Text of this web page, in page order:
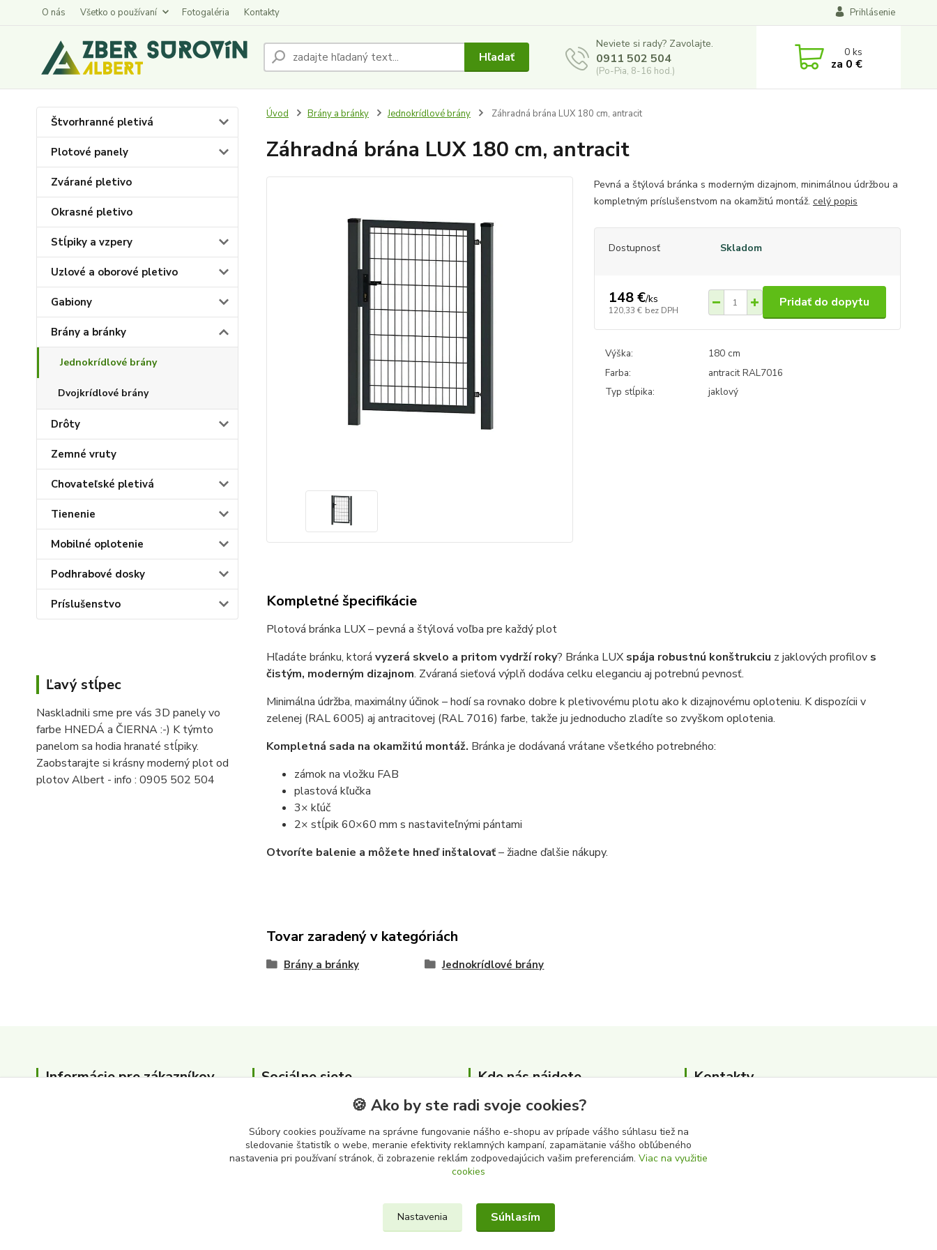
O nás Všetko o používaní Fotogaléria Kontakty Prihlásenie
Hľadať
Neviete si rady? Zavolajte.
0911 502 504
(Po-Pia, 8-16 hod.)
0ks
za 0 €
Štvorhranné pletivá
Plotové panely
Zvárané pletivo
Okrasné pletivo
Stĺpiky a vzpery
Uzlové a oborové pletivo
Gabiony
Brány a bránky
Jednokrídlové brány
Dvojkrídlové brány
Drôty
Zemné vruty
Chovateľské pletivá
Tienenie
Mobilné oplotenie
Podhrabové dosky
Príslušenstvo
Ľavý stĺpec
Naskladnili sme pre vás 3D panely vo
farbe HNEDÁ a ČIERNA :-) K týmto
panelom sa hodia hranaté stĺpiky.
Zaobstarajte si krásny moderný plot od
plotov Albert - info : 0905 502 504
Úvod Brány a bránky Jednokrídlové brány Záhradná brána LUX 180 cm, antracit
Záhradná brána LUX 180 cm, antracit
Pevná a štýlová bránka s moderným dizajnom, minimálnou údržbou a
kompletným príslušenstvom na okamžitú montáž. celý popis
Dostupnosť Skladom
148 €/ks
120,33 € bez DPH
Pridať do dopytu
Výška:
180 cm
Farba:
antracit RAL7016
Typ stĺpika:
jaklový
Kompletné špecifikácie
Plotová bránka LUX – pevná a štýlová voľba pre každý plot
Hľadáte bránku, ktorá vyzerá skvelo a pritom vydrží roky? Bránka LUX spája robustnú konštrukciu z jaklových profilov s
čistým, moderným dizajnom. Zváraná sieťová výplň dodáva celku eleganciu aj potrebnú pevnosť.
Minimálna údržba, maximálny účinok – hodí sa rovnako dobre k pletivovému plotu ako k dizajnovému oploteniu. K dispozícii v
zelenej (RAL 6005) aj antracitovej (RAL 7016) farbe, takže ju jednoducho zladíte so zvyškom oplotenia.
Kompletná sada na okamžitú montáž. Bránka je dodávaná vrátane všetkého potrebného:
zámok na vložku FAB
plastová kľučka
3× kľúč
2× stĺpik 60×60 mm s nastaviteľnými pántami
Otvoríte balenie a môžete hneď inštalovať– žiadne ďalšie nákupy.
Tovar zaradený v kategóriách
Brány a bránky Jednokrídlové brány
Informácie pre zákazníkov Sociálne siete Kde nás nájdete
Zber surovín Albert s.r.o.
Cintorínska 3646
979 01 Rimavská Sobota
Kontakty
(Po-Pia, 8-16 hod.)
albert@zbersurovin.sk
🍪 Ako by ste radi svoje cookies?
Súbory cookies používame na správne fungovanie nášho e-shopu av prípade vášho súhlasu tiež na
sledovanie štatistík o webe, meranie efektivity reklamných kampaní, zapamätanie vášho obľúbeného
nastavenia pri používaní stránok, či zobrazenie reklám zodpovedajúcich vašim preferenciám. Viac na využitie
cookies
Nastavenia Súhlasím